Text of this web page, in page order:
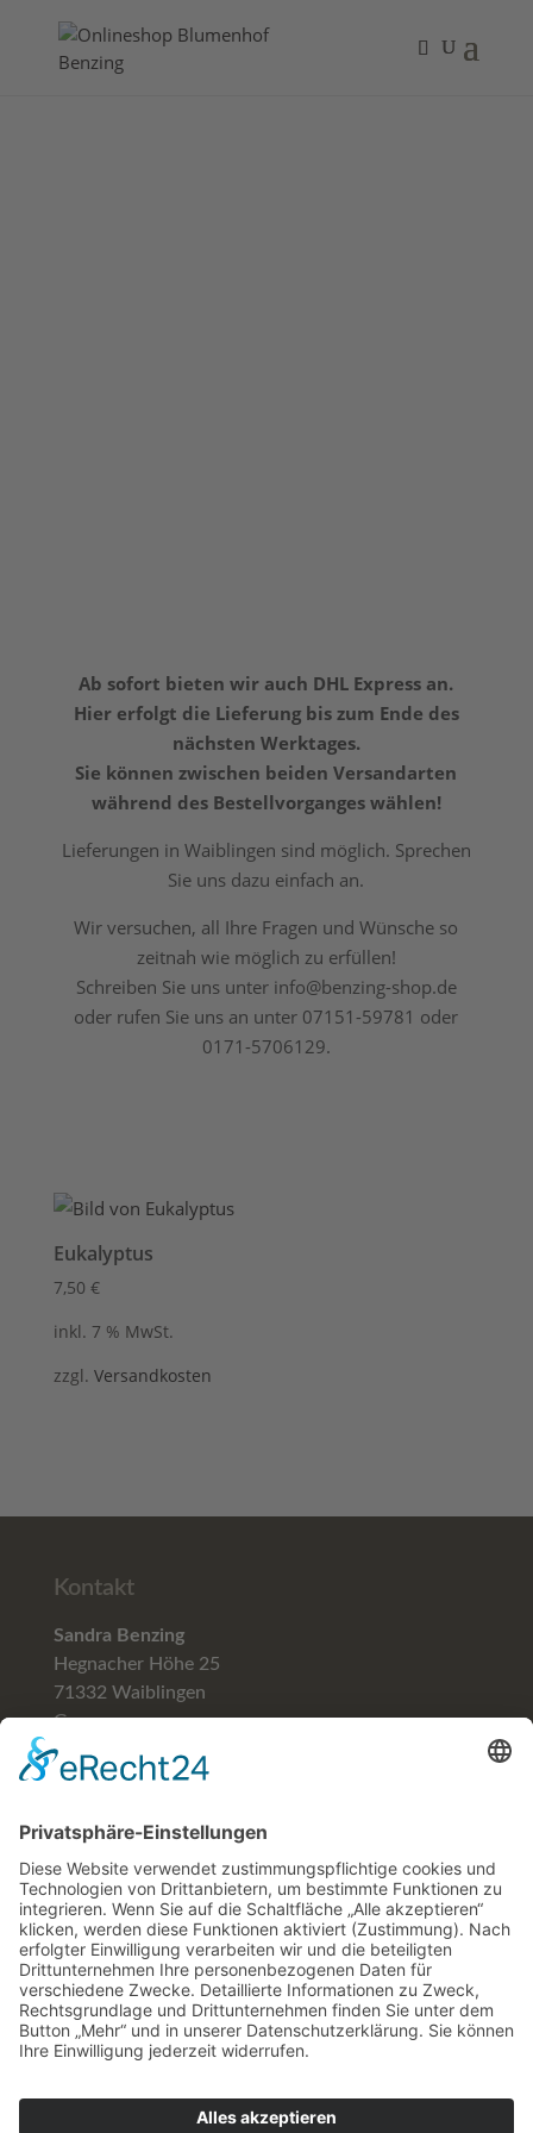
Ab sofort bieten wir auch DHL Express an.
Hier erfolgt die Lieferung bis zum Ende des
nächsten Werktages.
Sie können zwischen beiden Versandarten
während des Bestellvorganges wählen!
Lieferungen in Waiblingen sind möglich. Sprechen
Sie uns dazu einfach an.
Wir versuchen, all Ihre Fragen und Wünsche so
zeitnah wie möglich zu erfüllen!
Schreiben Sie uns unter info@benzing-shop.de
oder rufen Sie uns an unter 07151-59781 oder
0171-5706129.
Eukalyptus
7,50 €
inkl. 7 % MwSt.
zzgl. Versandkosten
Kontakt
Sandra Benzing
Hegnacher Höhe 25
71332 Waiblingen
Germany
Telefon (+49)07151-59781
email: blumenhofbenzing@gmail.com
Hilfe & Rechtliches
FAQ
Versand
Widerruf
Datenschutzhinweise